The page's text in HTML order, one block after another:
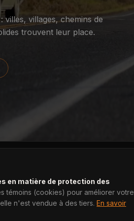
villages, chemins de
trouvent leur place.
en matière de protection des
témoins (cookies) pour améliorer votre
n'est vendue à des tiers. En savoir